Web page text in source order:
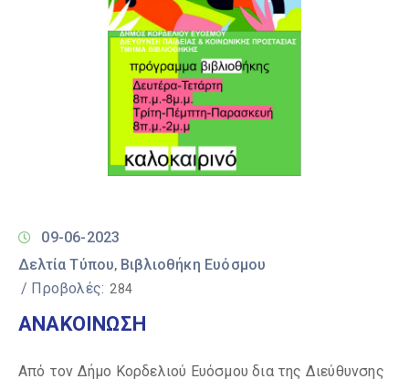
09-06-2023
Δελτία Τύπου‚ Βιβλιοθήκη Ευόσμου
/ Προβολές: 284
ΑΝΑΚΟΙΝΩΣΗ
Από τον Δήμο Κορδελιού Ευόσμου δια της Διεύθυνσης